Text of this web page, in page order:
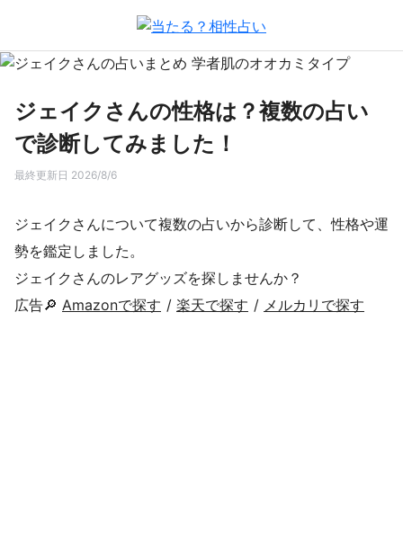
ジェイクさんの性格は？複数の占い
で診断してみました！
最終更新日 2026/8/6
ジェイクさんについて複数の占いから診断して、性格や運
勢を鑑定しました。
ジェイクさんのレアグッズを探しませんか？
広告🔎 Amazonで探す / 楽天で探す / メルカリで探す